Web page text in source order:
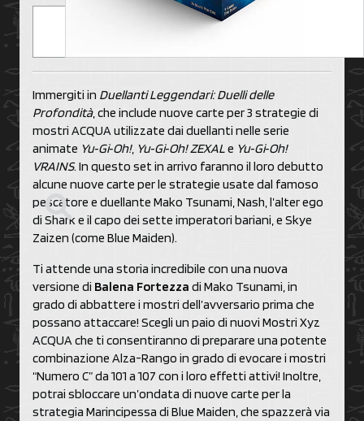
Immergiti in Duellanti Leggendari: Duelli delle
Profondità, che include nuove carte per 3 strategie di
mostri ACQUA utilizzate dai duellanti nelle serie
animate Yu‑Gi‑Oh!, Yu‑Gi‑Oh! ZEXALe Yu‑Gi‑Oh!
VRAINS. In questo set in arrivo faranno il loro debutto
alcune nuove carte per le strategie usate dal famoso
pescatore e duellante Mako Tsunami, Nash, l’alter ego
di Shark e il capo dei sette imperatori bariani, e Skye
Zaizen (come Blue Maiden).
Ti attende una storia incredibile con una nuova
versione di Balena Fortezza di Mako Tsunami, in
grado di abbattere i mostri dell’avversario prima che
possano attaccare! Scegli un paio di nuovi Mostri Xyz
ACQUA che ti consentiranno di preparare una potente
combinazione Alza-Rango in grado di evocare i mostri
“Numero C” da 101 a 107 con i loro effetti attivi! Inoltre,
potrai sbloccare un’ondata di nuove carte per la
strategia Marincipessa di Blue Maiden, che spazzerà via